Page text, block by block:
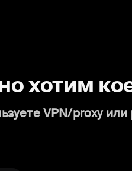
хотим
VPN/proxy